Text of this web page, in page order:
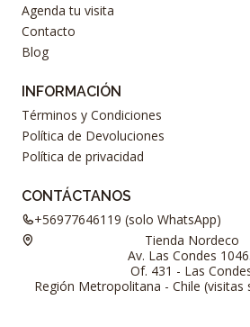
Agenda tu visita
Contacto
Blog
INFORMACIÓN
Términos y Condiciones
Política de Devoluciones
Política de privacidad
CONTÁCTANOS
+56977646119 (solo WhatsApp)
Tienda Nordeco
Av. Las Condes
Of. 431 - Las
Región Metropolitana - Chile (visitas